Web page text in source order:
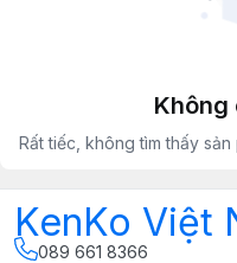
Không
Rất tiếc, không tìm thấy
KenKo Việt
089 661 8366